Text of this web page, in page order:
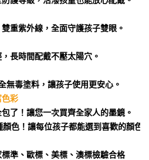
了！讓您一次買齊全家人的墨鏡。
準、歐標、美標、澳標檢驗合格